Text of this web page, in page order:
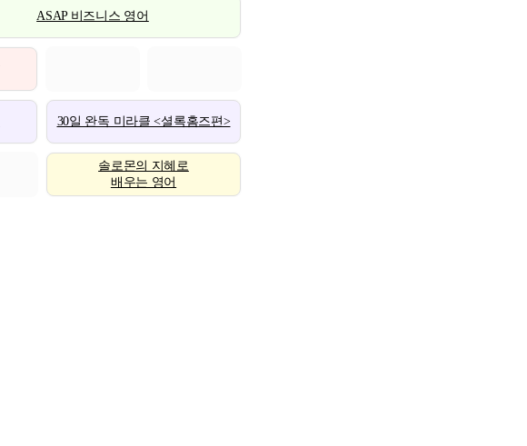
ASAP 비즈니스 영어
30일 완독 미라클 <셜록홈즈편>
솔로몬의 지혜로
배우는 영어